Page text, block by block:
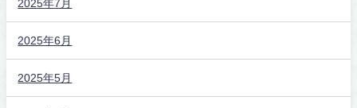
2025年7月
2025年6月
2025年5月